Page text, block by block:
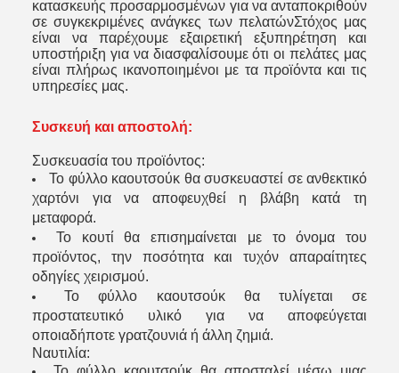
κατασκευής προσαρμοσμένων για να ανταποκριθούν
σε συγκεκριμένες ανάγκες των πελατώνΣτόχος μας
είναι να παρέχουμε εξαιρετική εξυπηρέτηση και
υποστήριξη για να διασφαλίσουμε ότι οι πελάτες μας
είναι πλήρως ικανοποιημένοι με τα προϊόντα και τις
υπηρεσίες μας.
Συσκευή και αποστολή:
Συσκευασία του προϊόντος:
Το φύλλο καουτσούκ θα συσκευαστεί σε ανθεκτικό
χαρτόνι για να αποφευχθεί η βλάβη κατά τη
μεταφορά.
Το κουτί θα επισημαίνεται με το όνομα του
προϊόντος, την ποσότητα και τυχόν απαραίτητες
οδηγίες χειρισμού.
Το φύλλο καουτσούκ θα τυλίγεται σε
προστατευτικό υλικό για να αποφεύγεται
οποιαδήποτε γρατζουνιά ή άλλη ζημιά.
Ναυτιλία: